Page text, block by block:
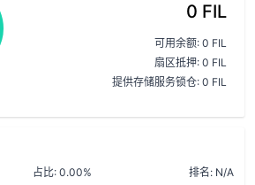
0 FIL
可用余额: 0 FIL
扇区抵押: 0 FIL
提供存储服务锁仓: 0 FIL
占比: 0.00% 排名: N/A